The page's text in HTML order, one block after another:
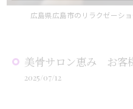
美骨サロン恵み お客
2025/07/12